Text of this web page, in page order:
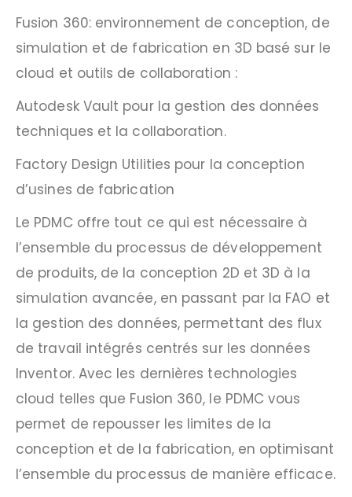
Fusion 360: environnement de conception, de
simulation et de fabrication en 3D basé sur le
cloud et outils de collaboration :
Autodesk Vault pour la gestion des données
techniques et la collaboration.
Factory Design Utilities pour la conception
d’usines de fabrication
Le PDMC offre tout ce qui est nécessaire à
l’ensemble du processus de développement
de produits, de la conception 2D et 3D à la
simulation avancée, en passant par la FAO et
la gestion des données, permettant des flux
de travail intégrés centrés sur les données
Inventor. Avec les dernières technologies
cloud telles que Fusion 360, le PDMC vous
permet de repousser les limites de la
conception et de la fabrication, en optimisant
l’ensemble du processus de manière efficace.